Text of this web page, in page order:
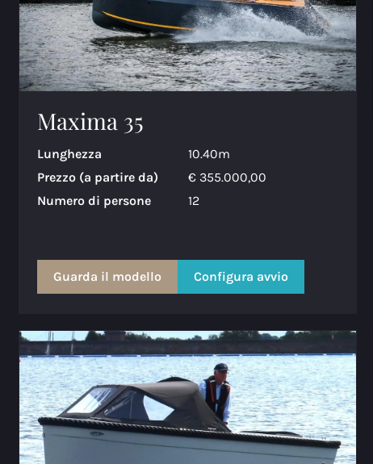
Maxima 35
Lunghezza
10.40m
Prezzo (a partire da)
€ 355.000,00
Numero di persone
12
Guarda il modello Configura avvio